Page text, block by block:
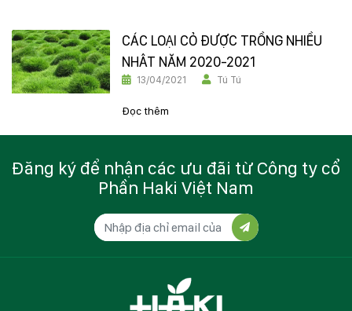
CÁC LOẠI CỎ ĐƯỢC TRỒNG NHIỀU
NHÂT NĂM 2020-2021
13/04/2021 Tú Tú
Đọc thêm
Đăng ký để nhận các ưu đãi từ Công ty cổ
Phần Haki Việt Nam